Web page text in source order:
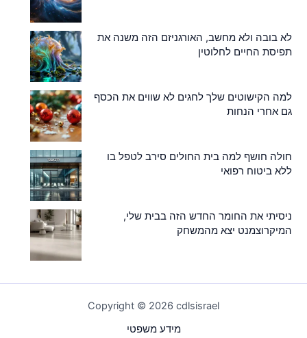
לא בובה ולא מחשב, האורגניזם הזה משנה את
תפיסת החיים לחלוטין
למה הקישוטים שלך לחגים לא שווים את הכסף
גם אחרי הנחות
חולה חושף למה בית החולים סירב לטפל בו
ללא ביטוח רפואי
ניסיתי את החומר החדש הזה בבית שלי,
המיקרוצמנט יצא מהמשחק
Copyright © 2026 cdlsisrael
מידע משפטי